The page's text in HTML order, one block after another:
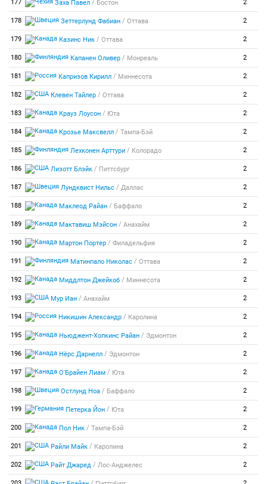
177 Заха Павел / Бостон 2
178 Зеттерлунд Фабиан / Оттава 2
179 Казинс Ник / Оттава 2
180 Капанен Оливер / Монреаль 2
181 Капризов Кирилл / Миннесота 2
182 Клевен Тайлер / Оттава 2
183 Крауз Лоусон / Юта 2
184 Крозье Максвелл / Тампа-Бэй 2
185 Лехконен Арттури / Колорадо 2
186 Лизотт Блэйк / Питтсбург 2
187 Лундквист Нильс / Даллас 2
188 Маклеод Райан / Баффало 2
189 Мактавиш Мэйсон / Анахайм 2
190 Мартон Портер / Филадельфия 2
191 Матинпало Николас / Оттава 2
192 Миддлтон Джейкоб / Миннесота 2
193 Мур Иан / Анахайм 2
194 Никишин Александр / Каролина 2
195 Ньюджент-Хопкинс Райан / Эдмонтон 2
196 Нёрс Дарнелл / Эдмонтон 2
197 О'Брайен Лиам / Юта 2
198 Остлунд Ноа / Баффало 2
199 Петерка Йон / Юта 2
200 Пол Ник / Тампа-Бэй 2
201 Райли Майк / Каролина 2
202 Райт Джаред / Лос-Анджелес 2